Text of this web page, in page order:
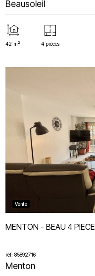
Beausoleil
42 m² 4 pièces
Vente
MENTON - BEAU 4
réf: 85892716
Menton